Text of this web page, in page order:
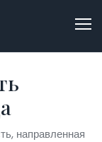
направленная